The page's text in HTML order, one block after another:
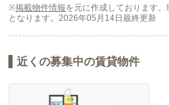
※掲載物件情報を元に作成しております
となります。 2026年05月14日最終更新
近くの募集中の賃貸物件